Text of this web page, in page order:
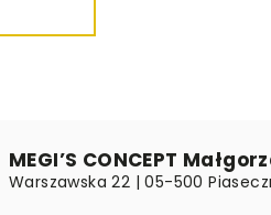
MEGI’S CONCEPT
Warszawska 22 | 05-500